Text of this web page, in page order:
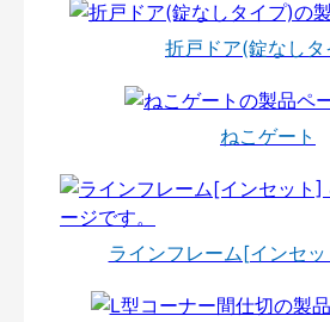
折戸ドア(錠なしタ
ねこゲート
ラインフレーム[インセ